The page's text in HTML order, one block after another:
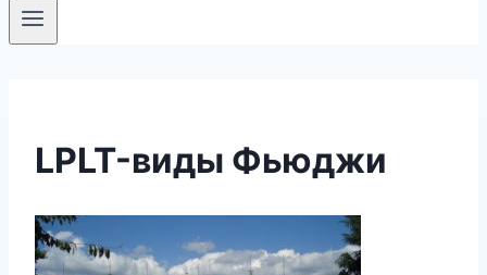
LPLT-виды Фьюджи